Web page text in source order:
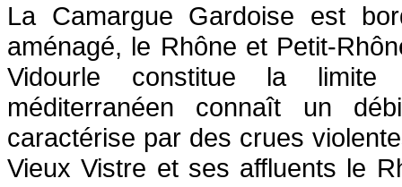
La Camargue Gardoise est
aménagé, le Rhône et Petit-
Vidourle constitue la
méditerranéen connaît un
caractérise par des crues
Vieux Vistre et ses affluents le